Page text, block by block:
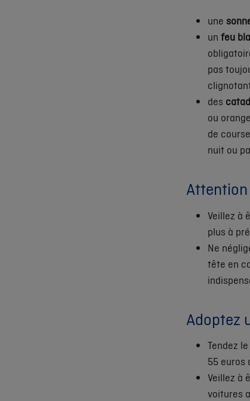
une
un feu
pas
des
ou
de
nuit ou
Veillez à
plus à
Ne
tête en
Adoptez
Tendez le
55 euros
Veillez à
voitures